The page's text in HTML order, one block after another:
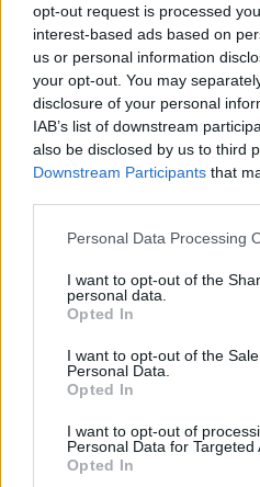
opt-out request is processed
interest-based ads based on
us or personal information
your opt-out. You may
disclosure of your personal
IAB’s list of downstream
also be disclosed by us to third
Downstream Participants that
Personal Data Processing
I want to opt-out of the
personal data.
Opted In
I want to opt-out of the
Personal Data.
Opted In
I want to opt-out of
Personal Data for Targeted
Opted In
Fjell-Ljom har ikke
eksterne nettsider
Det er ikke tillatt å
legge ut skjermdump
Avisa er medlem i
lokalaviser (
LLA
Ansvarlig redaktør og
Liv Maren Mæhre Vold
Ekspedisjon:
Tlf: 72 40 65 90
E-post:annonse@fjell-
E-post:abonnement@fjell-